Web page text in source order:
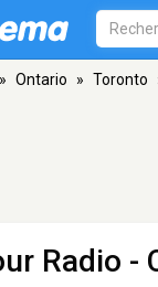
» Ontario » Toronto
Radio -